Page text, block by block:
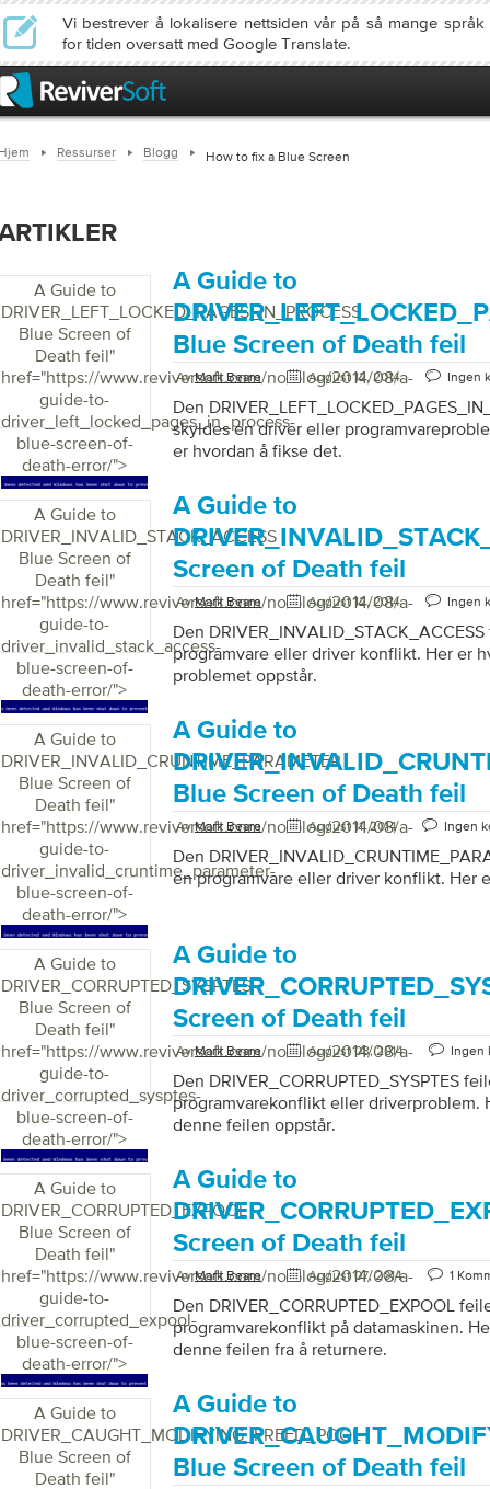
Vi bestrever å lokalisere nettsiden vår på så mange
for tiden oversatt med Google Translate.
Ressurser Blogg How to fix a Blue Screen
A Guide to
DRIVER_LEFT_LOCKED_PAGES_IN_PROCESS
Blue Screen of
Death feil"
href="https://www.reviversoft.com/no/blog/2014/08/a-
guide-to-
driver_left_locked_pages_in_process-
blue-screen-of-
death-error/">
A Guide to
Blue Screen of Death feil
AvMark Beare August 12, 2014 Ingen
Den
skyldes en driver eller
er hvordan å fikse det.
A Guide to
DRIVER_INVALID_STACK_ACCESS
Blue Screen of
Death feil"
href="https://www.reviversoft.com/no/blog/2014/08/a-
guide-to-
driver_invalid_stack_access-
blue-screen-of-
death-error/">
A Guide to
Screen of Death feil
AvMark Beare August 12, 2014 Ingen
Den
programvare eller driver konflikt. Her er
problemet oppstår.
A Guide to
DRIVER_INVALID_CRUNTIME_PARAMETER
Blue Screen of
Death feil"
href="https://www.reviversoft.com/no/blog/2014/08/a-
guide-to-
driver_invalid_cruntime_parameter-
blue-screen-of-
death-error/">
A Guide to
Blue Screen of Death feil
AvMark Beare August 11, 2014 Ingen
Den
en programvare eller driver konflikt. Her
A Guide to
DRIVER_CORRUPTED_SYSPTES
Blue Screen of
Death feil"
href="https://www.reviversoft.com/no/blog/2014/08/a-
guide-to-
driver_corrupted_sysptes-
blue-screen-of-
death-error/">
A Guide to
Screen of Death feil
AvMark Beare August 08, 2014 Ingen
Den DRIVER_CORRUPTED_SYSPTES
programvarekonflikt eller driverproblem.
denne feilen oppstår.
A Guide to
DRIVER_CORRUPTED_EXPOOL
Blue Screen of
Death feil"
href="https://www.reviversoft.com/no/blog/2014/08/a-
guide-to-
driver_corrupted_expool-
blue-screen-of-
death-error/">
A Guide to
Screen of Death feil
AvMark Beare August 07, 2014 1
Den DRIVER_CORRUPTED_EXPOOL
programvarekonflikt på datamaskinen.
denne feilen fra å returnere.
A Guide to
DRIVER_CAUGHT_MODIFYING_FREED_POOL
Blue Screen of
Death feil"
A Guide to
Blue Screen of Death feil